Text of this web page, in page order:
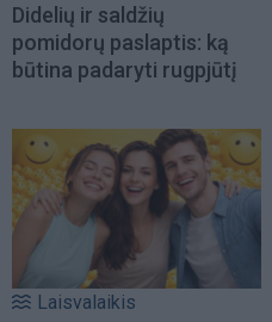
Didelių ir saldžių
pomidorų paslaptis: ką
būtina padaryti rugpjūtį
Laisvalaikis